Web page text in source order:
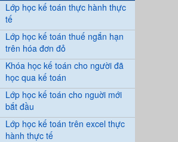
Lớp học kế toán thực hành thực
tế
Lớp học kế toán thuế ngắn hạn
trên hóa đơn đỏ
Khóa học kế toán cho người đã
học qua kế toán
Lớp học kế toán cho nguời mới
bắt đầu
Lớp học kế toán trên excel thực
hành thực tế